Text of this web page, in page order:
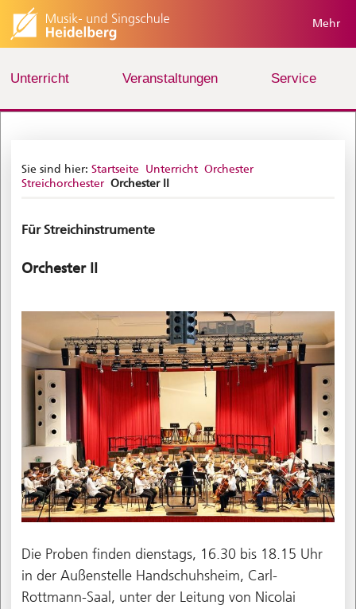
Mehr
Unterricht Veranstaltungen Service
Sie sind hier: Startseite Unterricht Orchester
Streichorchester Orchester II
Für Streichinstrumente
Orchester II
Die Proben finden dienstags, 16.30 bis 18.15 Uhr
in der Außenstelle Handschuhsheim, Carl-
Rottmann-Saal, unter der Leitung von Nicolai